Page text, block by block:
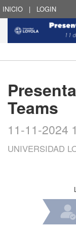
INICIO | LOGIN
Teams
11-11-2024
UNIVERSIDAD